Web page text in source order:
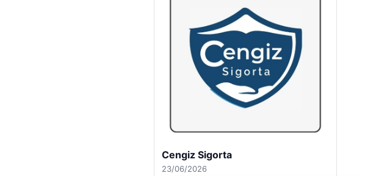
Cengiz Sigorta
23/06/2026